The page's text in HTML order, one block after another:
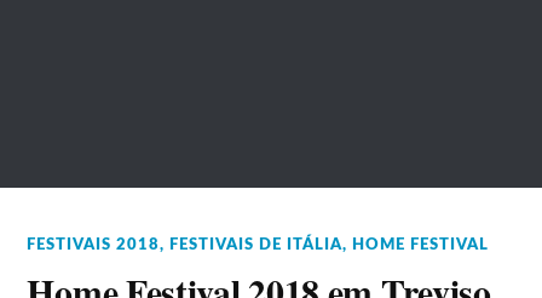
FESTIVAIS 2018, FESTIVAIS DE ITÁLIA, HOME FESTIVAL